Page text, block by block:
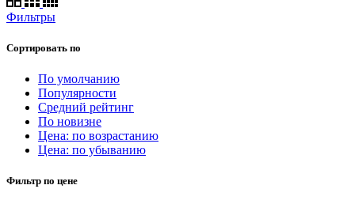
Фильтры
Сортировать по
По умолчанию
Популярности
Средний рейтинг
По новизне
Цена: по возрастанию
Цена: по убыванию
Фильтр по цене